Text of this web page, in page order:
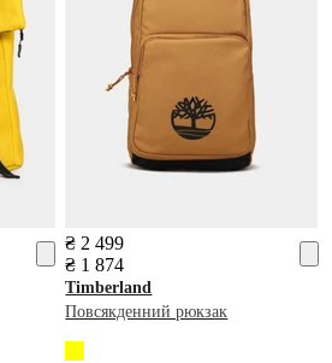
₴ 2 499
₴ 1 874
Timberland
Повсякденний рюкзак